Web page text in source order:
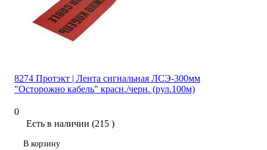
8274 Протэкт | Лента сигнальная ЛСЭ-300мм
"Осторожно кабель" красн./черн. (рул.100м)
0
Есть в наличии (215 )
В корзину